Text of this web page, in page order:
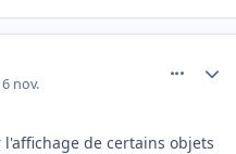
6 nov.
de certains objets